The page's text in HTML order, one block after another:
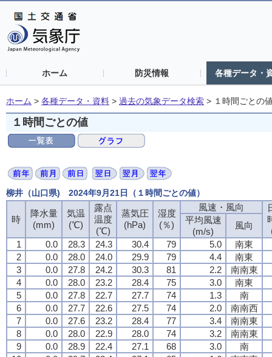
ホーム 防災情報 各種データ・
ホーム > 各種データ・資料 > 過去の気象データ検索 > １時間ごとの
１時間ごとの値
柳井（山口県) 2024年9月21日（１時間ごとの値）
時
降水量
(mm)
気温
(℃)
露点
温度
(℃)
蒸気圧
(hPa)
湿度
(％)
風速・風向
平均風速
(m/s)
風向
1
0.0 28.3 24.3 30.4 79 5.0
南東
2
0.0 28.0 24.0 29.9 79 4.4
南東
3
0.0 27.8 24.2 30.3 81 2.2
南南東
4
0.0 28.0 23.2 28.4 75 3.0
南東
5
0.0 27.8 22.7 27.7 74 1.3
南
6
0.0 27.7 22.6 27.5 74 2.0
南南西
7
0.0 27.6 23.2 28.4 77 3.4
南南東
8
0.0 28.0 22.9 28.0 74 3.2
南南東
9
0.0 28.9 22.4 27.1 68 3.0
南